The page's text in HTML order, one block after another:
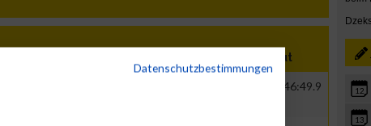
Brut
01:46:49.9 12
13
Datenschutzbestimmungen